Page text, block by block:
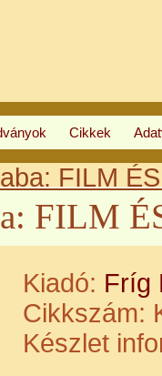
Cikkek
FILM
FILM
Kiadó: Fríg
Cikkszám:
Készlet